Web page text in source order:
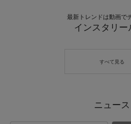
最新トレンドは動画で
インスタリー